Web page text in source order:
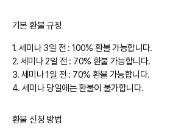
기본 환불 규정
1. 세미나 3일 전 : 100% 환불 가능합니다.
2. 세미나 2일 전 : 70% 환불 가능합니다.
3. 세미나 1일 전 : 70% 환불 가능합니다.
4. 세미나 당일에는 환불이 불가합니다.
환불 신청 방법